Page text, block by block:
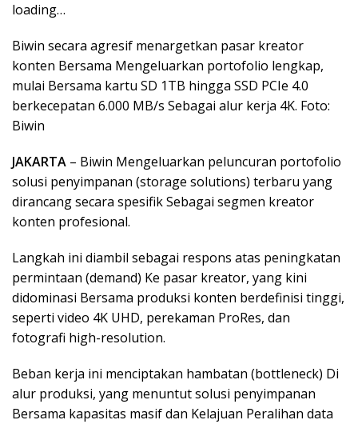
loading…
Biwin secara agresif menargetkan pasar kreator
konten Bersama Mengeluarkan portofolio lengkap,
mulai Bersama kartu SD 1TB hingga SSD PCIe 4.0
berkecepatan 6.000 MB/s Sebagai alur kerja 4K. Foto:
Biwin
JAKARTA – Biwin Mengeluarkan peluncuran portofolio
solusi penyimpanan (storage solutions) terbaru yang
dirancang secara spesifik Sebagai segmen kreator
konten profesional.
Langkah ini diambil sebagai respons atas peningkatan
permintaan (demand) Ke pasar kreator, yang kini
didominasi Bersama produksi konten berdefinisi tinggi,
seperti video 4K UHD, perekaman ProRes, dan
fotografi high-resolution.
Beban kerja ini menciptakan hambatan (bottleneck) Di
alur produksi, yang menuntut solusi penyimpanan
Bersama kapasitas masif dan Kelajuan Peralihan data